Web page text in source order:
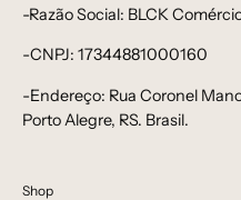
-Razão Social: BLCK
-CNPJ: 17344881000160
-Endereço: Rua Coronel
Porto Alegre, RS. Brasil.
Shop